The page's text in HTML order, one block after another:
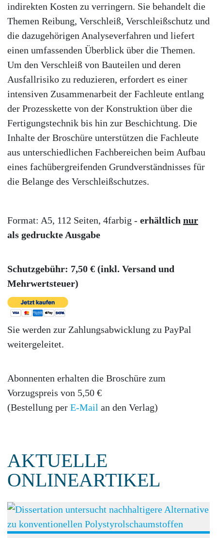
indirekten Kosten zu verringern. Sie behandelt die
Themen Reibung, Verschleiß, Verschleißschutz und
die dazugehörigen Analyseverfahren und liefert
einen umfassenden Überblick über die Themen.
Um den Verschleiß von Bauteilen und deren
Ausfallrisiko zu reduzieren, erfordert es einer
intensiven Zusammenarbeit der Fachleute entlang
der Prozesskette von der Konstruktion über die
Fertigungstechnik bis hin zur Beschichtung. Die
Inhalte der Broschüre unterstützen die Fachleute
aus unterschiedlichen Fachbereichen beim Aufbau
eines fachübergreifenden Grundverständnisses für
die Belange des Verschleißschutzes.
Format: A5, 112 Seiten, 4farbig - erhältlich nur
als gedruckte Ausgabe
Schutzgebühr: 7,50 € (inkl. Versand und
Mehrwertsteuer)
Sie werden zur Zahlungsabwicklung zu PayPal
weitergeleitet.
Abonnenten erhalten die Broschüre zum
Vorzugspreis von 5,50 €
(Bestellung per E-Mail an den Verlag)
AKTUELLE
ONLINEARTIKEL